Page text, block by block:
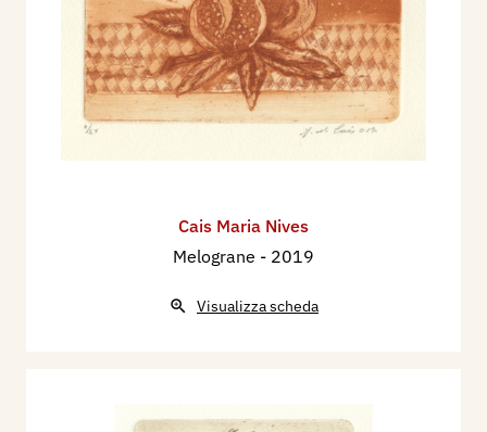
Cais Maria Nives
Melograne - 2019
Visualizza scheda